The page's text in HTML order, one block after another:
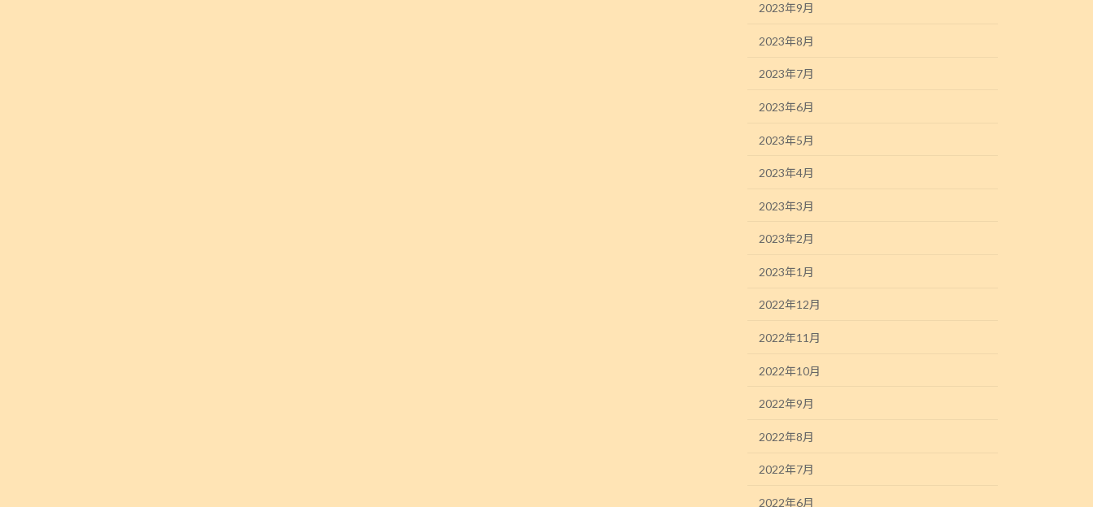
2023年9月
2023年8月
2023年7月
2023年6月
2023年5月
2023年4月
2023年3月
2023年2月
2023年1月
2022年12月
2022年11月
2022年10月
2022年9月
2022年8月
2022年7月
2022年6月